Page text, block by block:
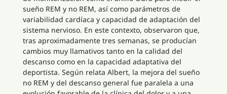
sueño REM y no REM, así como parámetros de
variabilidad cardíaca y capacidad de adaptación del
sistema nervioso. En este contexto, observaron que,
tras aproximadamente tres semanas, se producían
cambios muy llamativos tanto en la calidad del
descanso como en la capacidad adaptativa del
deportista. Según relata Albert, la mejora del sueño
no REM y del descanso general fue paralela a una